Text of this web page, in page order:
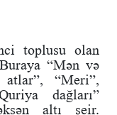
toplusu olan
“Mən və
atlar”, “Meri”,
dağları”
altı şeir.